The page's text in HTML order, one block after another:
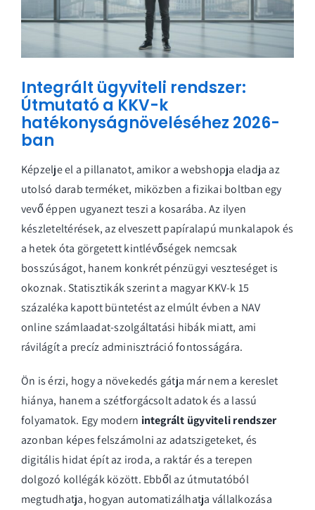
Integrált ügyviteli rendszer:
Útmutató a KKV-k
hatékonyságnöveléséhez 2026-
ban
Képzelje el a pillanatot, amikor a webshopja eladja az
utolsó darab terméket, miközben a fizikai boltban egy
vevő éppen ugyanezt teszi a kosarába. Az ilyen
készleteltérések, az elveszett papíralapú munkalapok és
a hetek óta görgetett kintlévőségek nemcsak
bosszúságot, hanem konkrét pénzügyi veszteséget is
okoznak. Statisztikák szerint a magyar KKV-k 15
százaléka kapott büntetést az elmúlt évben a NAV
online számlaadat-szolgáltatási hibák miatt, ami
rávilágít a precíz adminisztráció fontosságára.
Ön is érzi, hogy a növekedés gátja már nem a kereslet
hiánya, hanem a szétforgácsolt adatok és a lassú
folyamatok. Egy modern integrált ügyviteli rendszer
azonban képes felszámolni az adatszigeteket, és
digitális hidat épít az iroda, a raktár és a terepen
dolgozó kollégák között. Ebből az útmutatóból
megtudhatja, hogyan automatizálhatja vállalkozása